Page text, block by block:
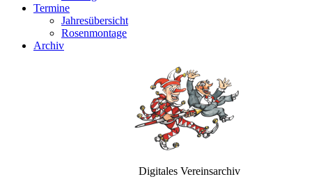
Termine
Jahresübersicht
Rosenmontage
Archiv
Digitales Vereinsarchiv